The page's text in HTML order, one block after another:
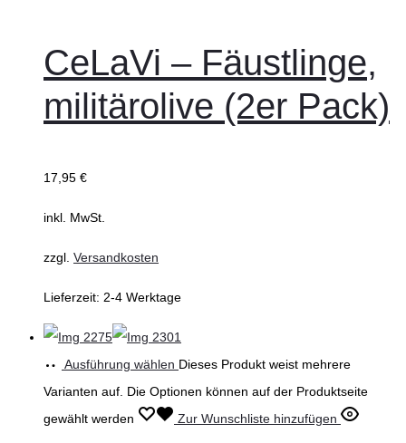
CeLaVi – Fäustlinge,
militärolive (2er Pack)
17,95 €
inkl. MwSt.
zzgl. Versandkosten
Lieferzeit: 2-4 Werktage
Ausführung wählen Dieses Produkt weist mehrere
Varianten auf. Die Optionen können auf der Produktseite
gewählt werden
Zur Wunschliste hinzufügen